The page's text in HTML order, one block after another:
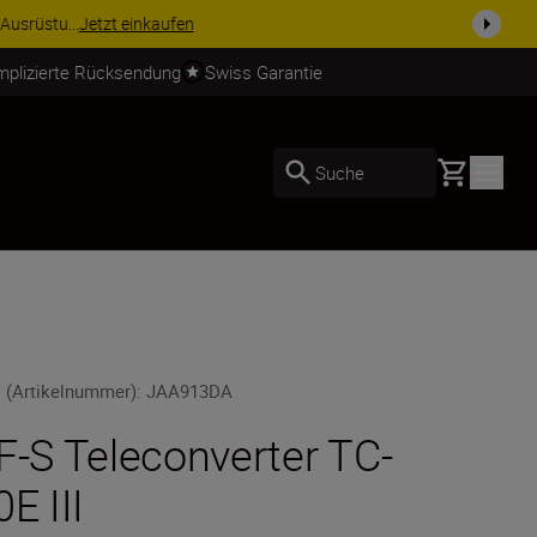
Jetzt einkaufen
Rücksendung Swiss Garantie
Suche Basket
(Artikelnummer):JAA913DA
S Teleconverter TC-
III